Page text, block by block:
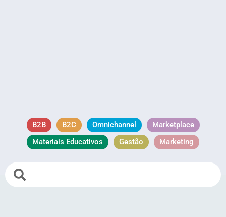
B2B B2C Omnichannel
Marketplace
Materiais Educativos
Gestão Marketing